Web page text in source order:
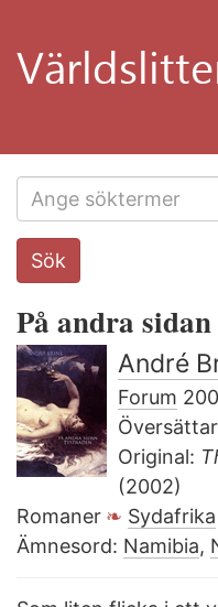
huvudinnehåll
Search
this
Sök
På andra
André
Forum
Original:
(2002)
Romaner
Sydafrika
Ämnesord: Namibia,